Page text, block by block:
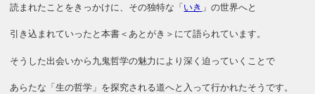
読まれたことをきっかけに、その独特な「いき 」の世界へと
引き込まれていったと本書＜あとがき＞にて語られています。
そうした出会いから九鬼哲学の魅力により深く迫っていくことで
あらたな「生の哲学」を探究される道へと入って行かれたそうです。